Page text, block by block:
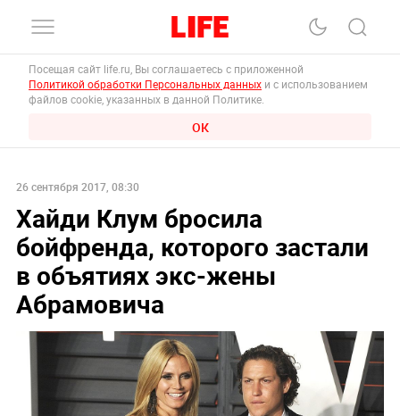
Посещая сайт life.ru, Вы соглашаетесь с приложенной
Политикой обработки Персональных данных и с использованием
файлов cookie, указанных в данной Политике.
ОК
26 сентября 2017, 08:30
Хайди Клум бросила
бойфренда, которого застали
в объятиях экс-жены
Абрамовича